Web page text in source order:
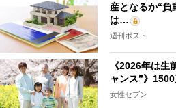
産となるか“
は…
週刊ポスト
《2026年は生
ャンス”》
女性セブン